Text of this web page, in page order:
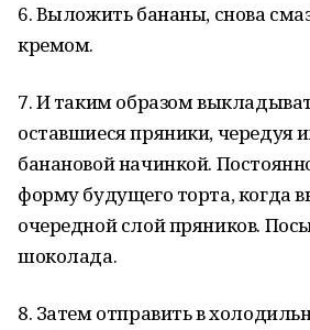
6. Выложить бананы, снова
кремом.
7. И таким образом
оставшиеся пряники, чередуя
банановой начинкой.
форму будущего торта, когда
очередной слой пряников.
шоколада.
8. Затем отправить в